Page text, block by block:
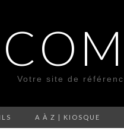
Votre site de
A À Z | KIOSQUE